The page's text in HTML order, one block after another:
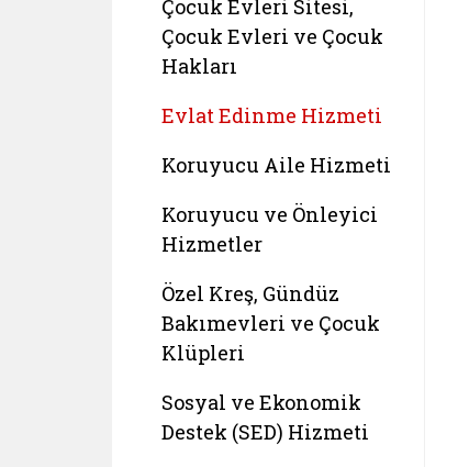
Çocuk Evleri Sitesi,
Çocuk Evleri ve Çocuk
Hakları
Evlat Edinme Hizmeti
Koruyucu Aile Hizmeti
Koruyucu ve Önleyici
Hizmetler
Özel Kreş, Gündüz
Bakımevleri ve Çocuk
Klüpleri
Sosyal ve Ekonomik
Destek (SED) Hizmeti